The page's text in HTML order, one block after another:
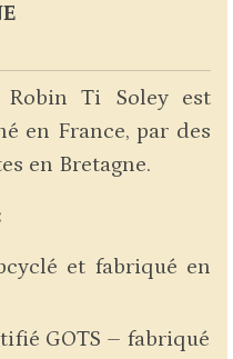
Robin Ti Soley est
en France, par des
en Bretagne.
et fabriqué en
GOTS – fabriqué